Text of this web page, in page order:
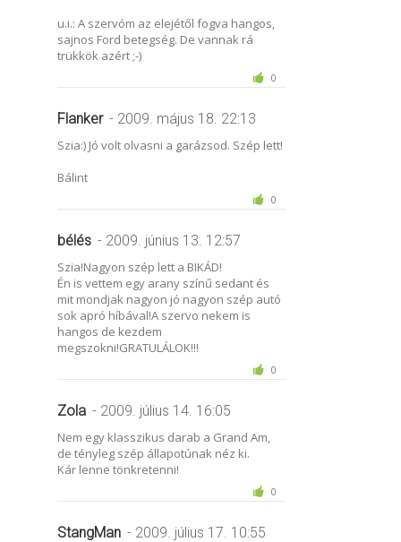
u.i.: A szervóm az elejétől fogva hangos,
sajnos Ford betegség. De vannak rá
trükkök azért ;-)
0
Flanker - 2009. május 18. 22:13
Szia:) Jó volt olvasni a garázsod. Szép lett!
Bálint
0
bélés - 2009. június 13. 12:57
Szia!Nagyon szép lett a BIKÁD!
Én is vettem egy arany színű sedant és
mit mondjak nagyon jó nagyon szép autó
sok apró híbával!A szervo nekem is
hangos de kezdem
megszokni!GRATULÁLOK!!!
0
Zola - 2009. július 14. 16:05
Nem egy klasszikus darab a Grand Am,
de tényleg szép állapotúnak néz ki.
Kár lenne tönkretenni!
0
StangMan - 2009. július 17. 10:55